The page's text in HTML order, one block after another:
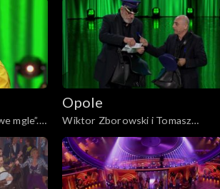
mgle”.
Opole
Wiktor Zborowski i Tomasz
Sapryk – „Listonosze”. 62. KFPP:
„KabareTYM”